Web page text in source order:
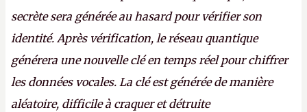
secrète sera générée au hasard pour vérifier son
identité. Après vérification, le réseau quantique
générera une nouvelle clé en temps réel pour chiffrer
les données vocales. La clé est générée de manière
aléatoire, difficile à craquer et détruite